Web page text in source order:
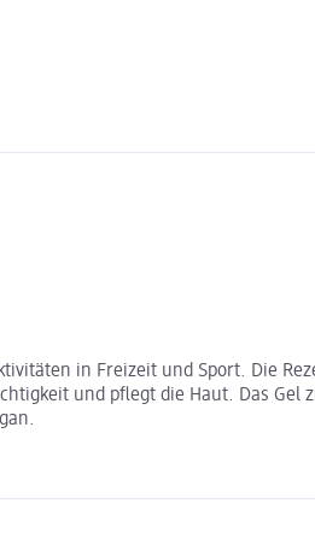
in Freizeit und Sport. Die
und pflegt die Haut. Das